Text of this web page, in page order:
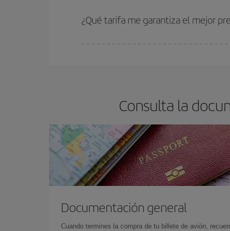
estén disponibles o se vayan agotando. Por eso,
¿Qué tarifa me garantiza el mejor
Consulta la
Documentación general
Cuando termines la compra de tu billete de avión,